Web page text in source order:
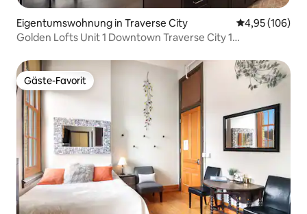
Eigentumswohnung in Traverse City
4,95 (106)
Golden Lofts Unit 1 Downtown Traverse City 1
Gäste-Favorit
Gäste-Favorit